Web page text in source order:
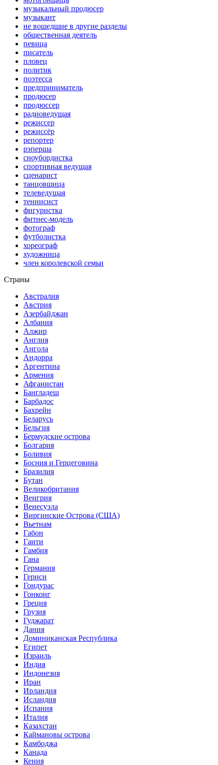
музыкальный продюсер
музыкант
не вошедшие в другие разделы
общественная деятель
певица
писатель
пловец
политик
поэтесса
предприниматель
продюсер
продюссер
радиоведущая
режиссер
режиссёр
репортер
рэперша
сноубордистка
спортивная ведущая
сценарист
танцовщица
телеведущая
теннисист
фигуристка
фитнес-модель
фотограф
футболистка
хореограф
художница
член королевской семьи
Страны
Австралия
Австрия
Азербайджан
Албания
Алжир
Англия
Ангола
Андорра
Аргентина
Армения
Афганистан
Бангладеш
Барбадос
Бахрейн
Беларусь
Бельгия
Бермудские острова
Болгария
Боливия
Босния и Герцеговина
Бразилия
Бутан
Великобритания
Венгрия
Венесуэла
Виргинские Острова (США)
Вьетнам
Габон
Гаити
Гамбия
Гана
Германия
Гернси
Гондурас
Гонконг
Греция
Грузия
Гуджарат
Дания
Доминиканская Республика
Египет
Израиль
Индия
Индонезия
Иран
Ирландия
Исландия
Испания
Италия
Казахстан
Каймановы острова
Камбоджа
Канада
Кения